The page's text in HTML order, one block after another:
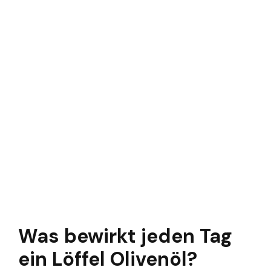
Was bewirkt jeden Tag
ein Löffel Olivenöl?